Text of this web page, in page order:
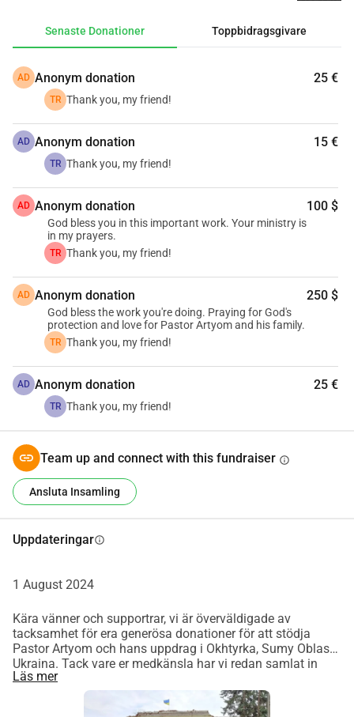
Senaste Donationer Toppbidragsgivare
AD Anonym donation 25 €
TR Thank you, my friend!
AD Anonym donation 15 €
TR Thank you, my friend!
AD Anonym donation 100 $
God bless you in this important work. Your ministry is
in my prayers.
TR Thank you, my friend!
AD Anonym donation 250 $
God bless the work you're doing. Praying for God's
protection and love for Pastor Artyom and his family.
TR Thank you, my friend!
AD Anonym donation 25 €
TR Thank you, my friend!
Team up and connect with this fundraiser info
Ansluta Insamling
Uppdateringarinfo
1 August 2024
Kära vänner och supportrar, vi är överväldigade av
tacksamhet för era generösa donationer för att stödja
Pastor Artyom och hans uppdrag i Okhtyrka, Sumy Oblast,
Ukraina. Tack vare er medkänsla har vi redan samlat in
€659.63, som har skickats direkt till Pastor Artyom. Detta
initiala belopp är redan i arbete, och hjälper honom att
sprida Guds Ord och ....
Läs mer